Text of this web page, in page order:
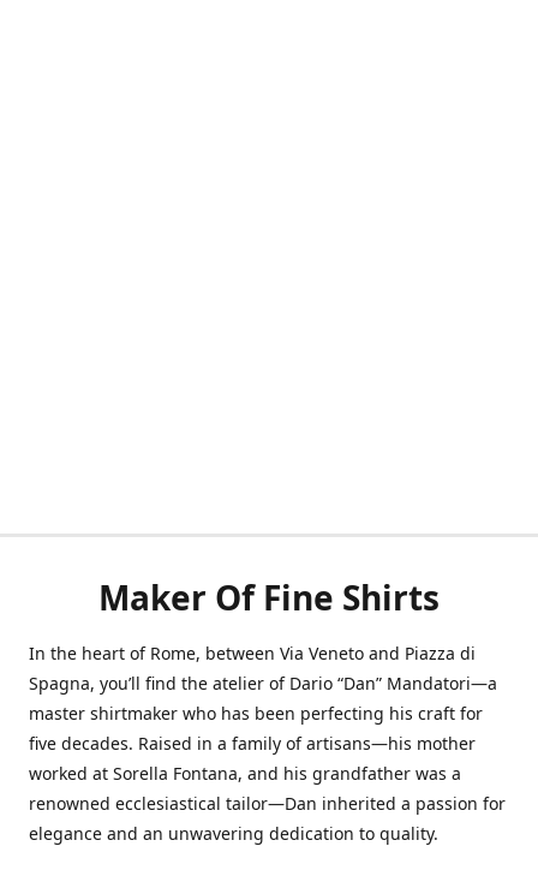
Maker Of Fine Shirts
In the heart of Rome, between Via Veneto and Piazza di
Spagna, you’ll find the atelier of Dario “Dan” Mandatori—a
master shirtmaker who has been perfecting his craft for
five decades. Raised in a family of artisans—his mother
worked at Sorella Fontana, and his grandfather was a
renowned ecclesiastical tailor—Dan inherited a passion for
elegance and an unwavering dedication to quality.